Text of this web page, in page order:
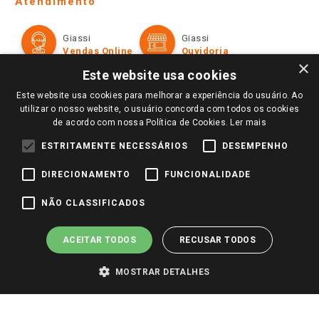
Televendas
Perguntas frequentes
Trabalhe Conosco
Identidade Visual
Formas de Pagamento
Políticas de entrega
Trocas e Devoluções
Giassi
Vendas Online
Giassi
Ouvidoria
Redes Sociais
Pagamento e Segurança
×
Este website usa cookies
Este website usa cookies para melhorar a experiência do usuário. Ao
utilizar o nosso website, o usuário concorda com todos os cookies
de acordo com nossa Política de Cookies. Ler mais
ESTRITAMENTE NECESSÁRIOS DESEMPENHO
DIRECIONAMENTO FUNCIONALIDADE
NÃO CLASSIFICADOS
ACEITAR TODOS RECUSAR TODOS
MOSTRAR DETALHES